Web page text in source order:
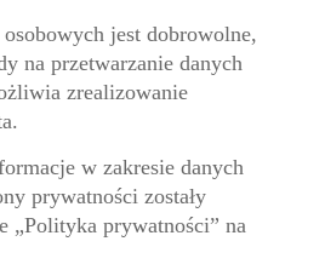
jest dobrowolne,
na przetwarzanie danych
zrealizowanie
w zakresie danych
prywatności zostały
„Polityka prywatności” na